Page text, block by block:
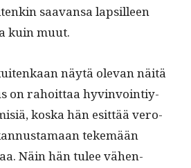
saa­vansa lap­silleen
kuin muut.
näytä ole­van näitä
on rahoit­taa hyv­in­voin­tiy­
kos­ka hän esit­tää vero­
tekemään
Näin hän tulee vähen­